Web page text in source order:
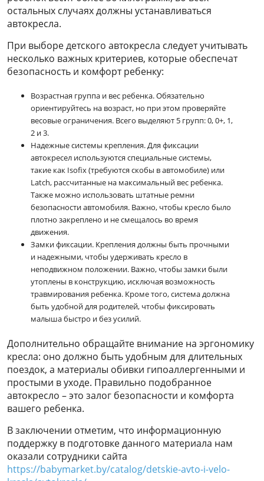
остальных случаях должны устанавливаться
автокресла.
При выборе детского автокресла следует учитывать
несколько важных критериев, которые обеспечат
безопасность и комфорт ребенку:
Возрастная группа и вес ребенка. Обязательно
ориентируйтесь на возраст, но при этом проверяйте
весовые ограничения. Всего выделяют 5 групп: 0, 0+, 1,
2 и 3.
Надежные системы крепления. Для фиксации
автокресел используются специальные системы,
такие как Isofix (требуются скобы в автомобиле) или
Latch, рассчитанные на максимальный вес ребенка.
Также можно использовать штатные ремни
безопасности автомобиля. Важно, чтобы кресло было
плотно закреплено и не смещалось во время
движения.
Замки фиксации. Крепления должны быть прочными
и надежными, чтобы удерживать кресло в
неподвижном положении. Важно, чтобы замки были
утоплены в конструкцию, исключая возможность
травмирования ребенка. Кроме того, система должна
быть удобной для родителей, чтобы фиксировать
малыша быстро и без усилий.
Дополнительно обращайте внимание на эргономику
кресла: оно должно быть удобным для длительных
поездок, а материалы обивки гипоаллергенными и
простыми в уходе. Правильно подобранное
автокресло – это залог безопасности и комфорта
вашего ребенка.
В заключении отметим, что информационную
поддержку в подготовке данного материала нам
оказали сотрудники сайта
https://babymarket.by/catalog/detskie-avto-i-velo-